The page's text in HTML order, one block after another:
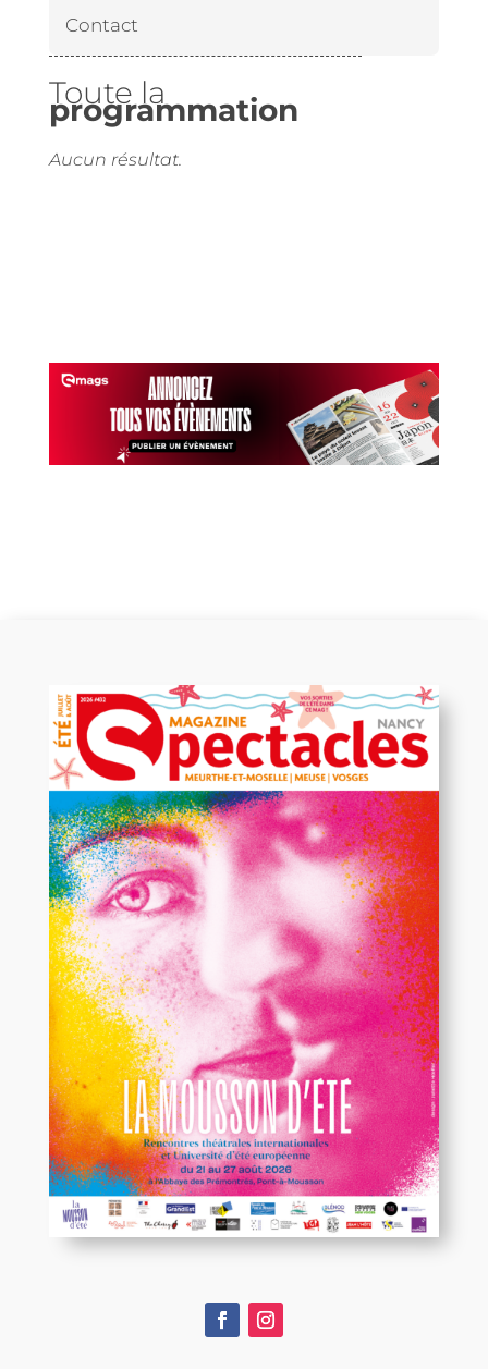
Contact
Toute la
programmation
Aucun résultat.